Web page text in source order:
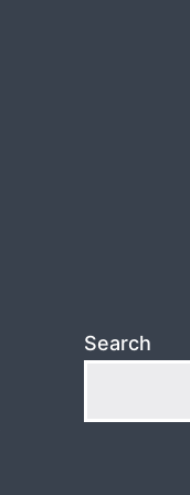
Search